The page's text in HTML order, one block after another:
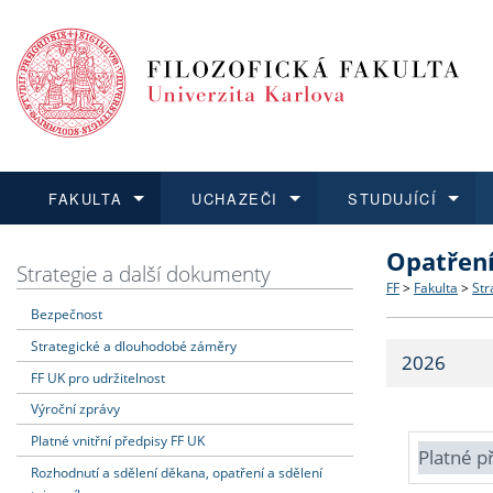
FAKULTA
Dozvědět se více
Struktura
Strategie
Fakultní
UCHAZEČI
Podat přihlášku
Co
Učitelské
STUDUJÍCÍ
Dozvědět se více
Dozvědět se více
O vědě a
Dozvědět se více
Aktuální
Strategie a další dokumenty
Bezpečnost
Strategické a dlouhodobé záměry
FF UK pro udržitelnost
Výroční zprávy
Platné vnitřní předpisy FF UK
Rozhodnutí a sdělení děkana, opatření a sdělení
FF > Fakulta >
2026
Platné